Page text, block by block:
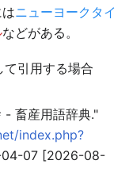
ニューヨークタイ
などがある。
て引用する場合
- 畜産用語辞典."
index.php?
07 [2026-08-